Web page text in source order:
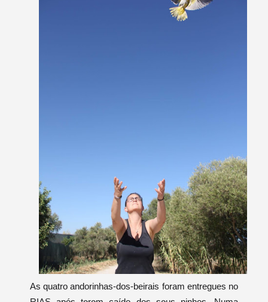
As quatro andorinhas-dos-beirais foram entregues no